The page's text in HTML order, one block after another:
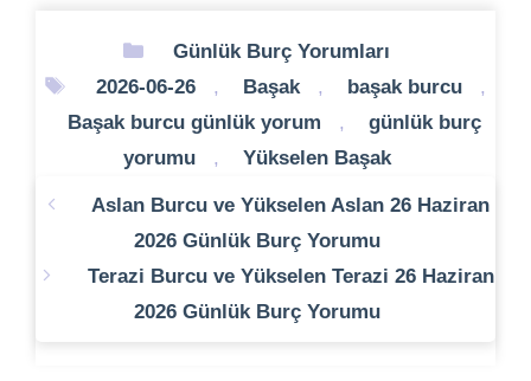
Kategoriler
Günlük Burç Yorumları
Etiketler
2026-06-26 , Başak , başak burcu
,
Başak burcu günlük yorum
,
günlük burç
yorumu
, Yükselen Başak
Aslan Burcu ve Yükselen Aslan 26 Haziran
2026 Günlük Burç Yorumu
Terazi Burcu ve Yükselen Terazi 26 Haziran
2026 Günlük Burç Yorumu